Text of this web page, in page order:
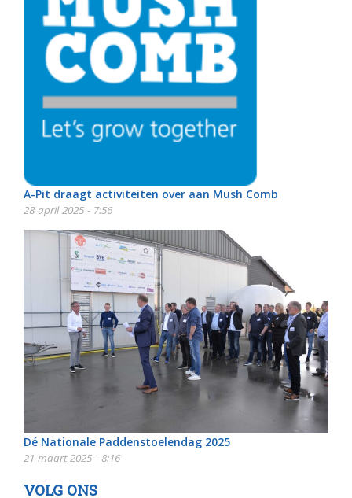
A-Pit draagt activiteiten over aan Mush Comb
28 april 2025 - 7:56
Dé Nationale Paddenstoelendag 2025
21 maart 2025 - 8:16
VOLG ONS